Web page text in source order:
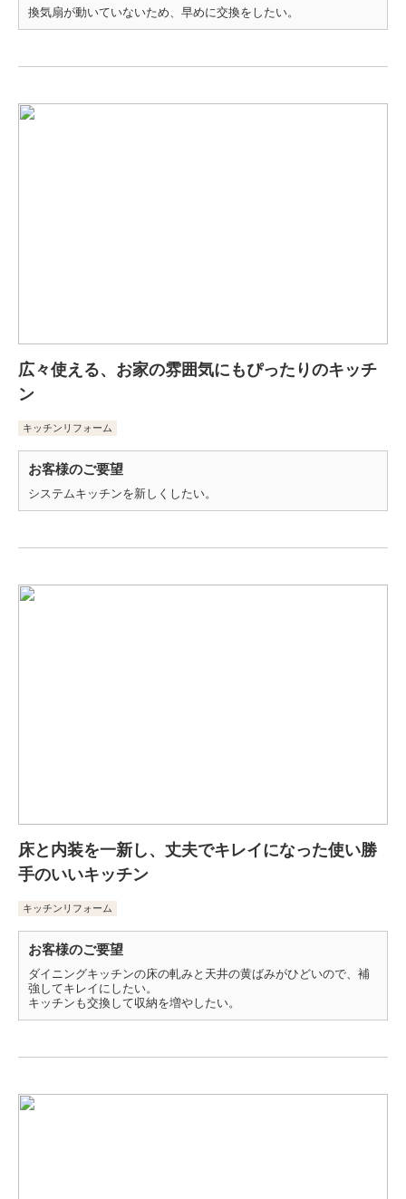
換気扇が動いていないため、早めに交換をしたい。
広々使える、お家の雰囲気にもぴったりのキッチ
ン
キッチンリフォーム
お客様のご要望
システムキッチンを新しくしたい。
床と内装を一新し、丈夫でキレイになった使い勝
手のいいキッチン
キッチンリフォーム
お客様のご要望
ダイニングキッチンの床の軋みと天井の黄ばみがひどいので、補
強してキレイにしたい。
キッチンも交換して収納を増やしたい。